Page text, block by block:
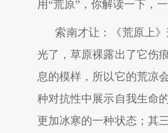
用“荒原”，你解读一下，
索南才让：《荒原上
光了，草原裸露出了它伤
息的模样，所以它的荒凉
种对抗性中展示自我生命
更加冰寒的一种状态；其